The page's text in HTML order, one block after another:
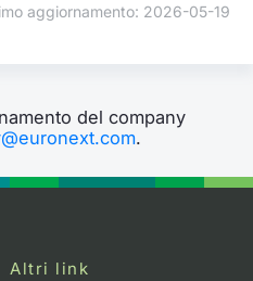
aggiornamento: 2026-05-19
del company
.
Altri link